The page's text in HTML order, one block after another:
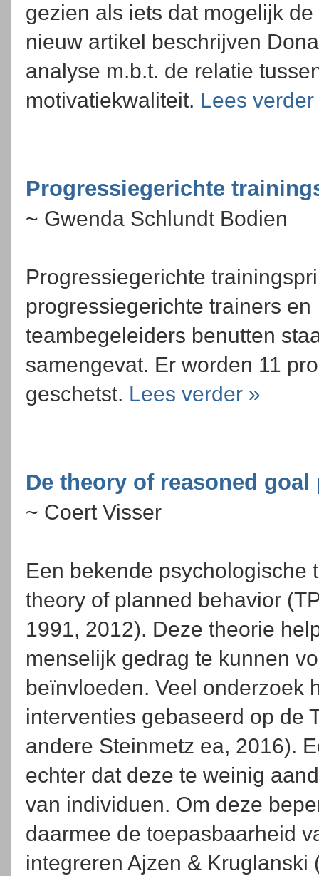
gezien als iets dat mogelijk
nieuw artikel beschrijven
analyse m.b.t. de relatie
motivatiekwaliteit. Lees verder
Progressiegerichte
~ Gwenda Schlundt Bodien
Progressiegerichte
progressiegerichte trainers en
teambegeleiders benutten
samengevat. Er worden 11
geschetst. Lees verder »
De theory of reasoned goal
~ Coert Visser
Een bekende psychologische
theory of planned behavior
1991, 2012). Deze theorie
menselijk gedrag te kunnen
beïnvloeden. Veel onderzoek
interventies gebaseerd op de
andere Steinmetz ea, 2016).
echter dat deze te weinig
van individuen. Om deze
daarmee de toepasbaarheid
integreren Ajzen &